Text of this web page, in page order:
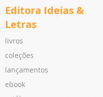
Editora Ideias &
Letras
livros
coleções
lançamentos
ebook